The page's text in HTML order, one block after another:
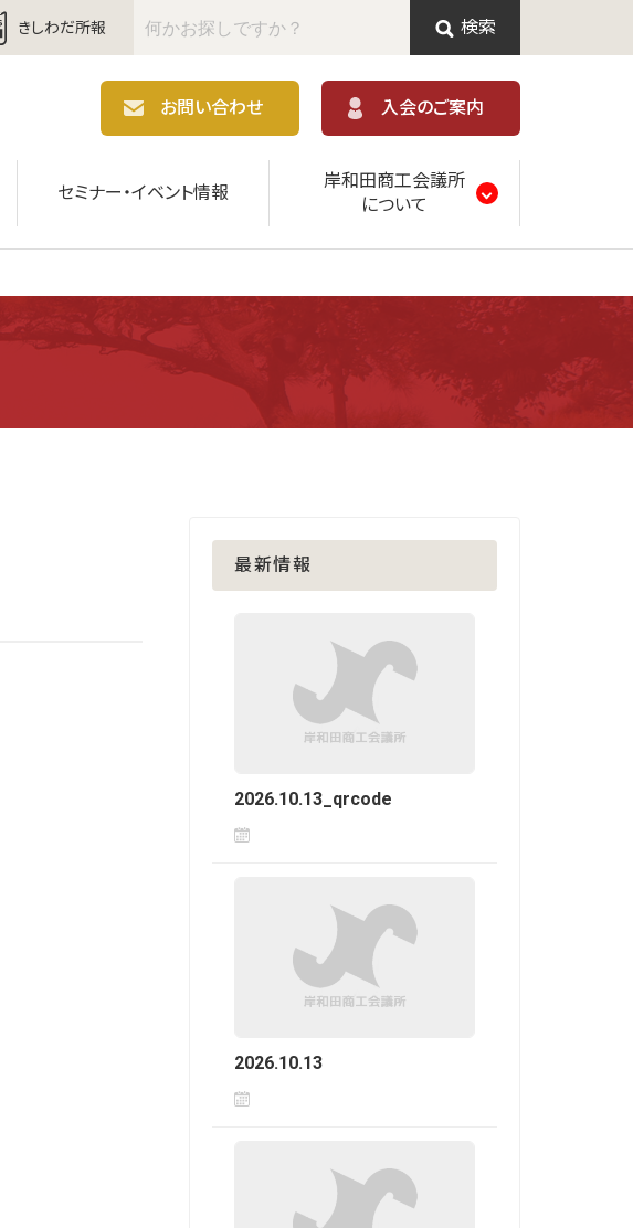
きしわだ所報 検索
お問い合わせ
入会のご案内
セミナー・イベント情報
岸和田商工会議所
について
最新情報
2026.10.13_qrcode
2026.10.13